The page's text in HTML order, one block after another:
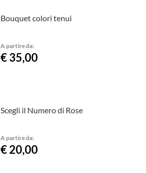
Bouquet colori tenui
A partire da:
€ 35,00
Scegli il Numero di Rose
A partire da:
€ 20,00